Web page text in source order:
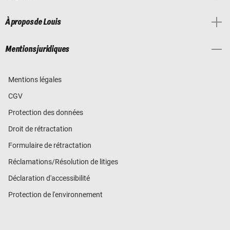
À propos de Louis
Mentions juridiques
Mentions légales
CGV
Protection des données
Droit de rétractation
Formulaire de rétractation
Réclamations/Résolution de litiges
Déclaration d'accessibilité
Protection de l'environnement